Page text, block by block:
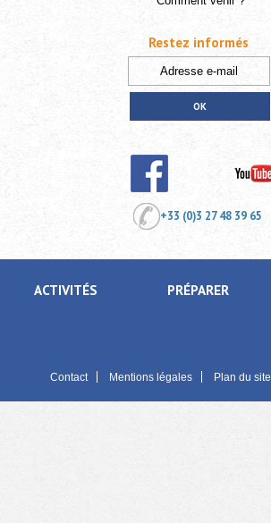
+33 (0)3 27 48 39 65
ACTIVITÉS PRÉPARER
Contact Mentions légales Plan du site
Restez informés